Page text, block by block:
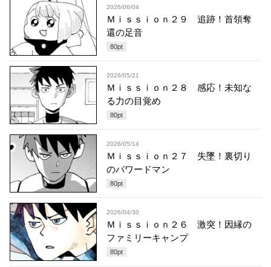
2026/06/04
Ｍｉｓｓｉｏｎ２９ 追跡！首領奪
還の足音
80pt
2026/05/21
Ｍｉｓｓｉｏｎ２８ 感応！未知な
る力の目覚め
80pt
2026/05/14
Ｍｉｓｓｉｏｎ２７ 失墜！裏切り
のパワードマン
80pt
2026/04/30
Ｍｉｓｓｉｏｎ２６ 激突！因縁の
ファミリーキャンプ
80pt